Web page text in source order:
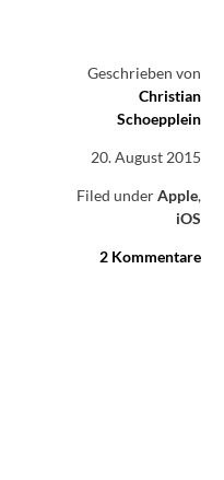
Geschrieben von
Christian
Schoepplein
20. August 2015
Filed underApple,
iOS
2 Kommentare